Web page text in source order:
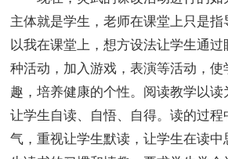
主体就是学生，老师在课堂上只是
以我在课堂上，想方设法让学生通
种活动，加入游戏，表演等活动，
趣，培养健康的个性。阅读教学以读
让学生自读、自悟、自得。读的过
气，重视让学生默读，让学生在读中